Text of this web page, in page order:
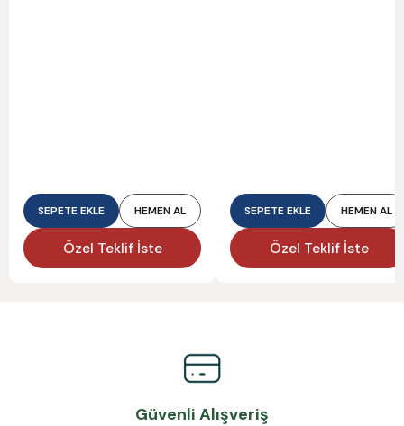
SEPETE EKLE HEMEN AL
Özel Teklif İste
SEPETE EKLE HEMEN AL
Özel Teklif İste
Güvenli Alışveriş